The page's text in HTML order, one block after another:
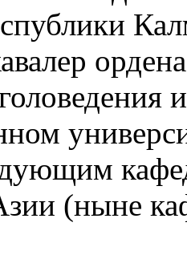
(ныне